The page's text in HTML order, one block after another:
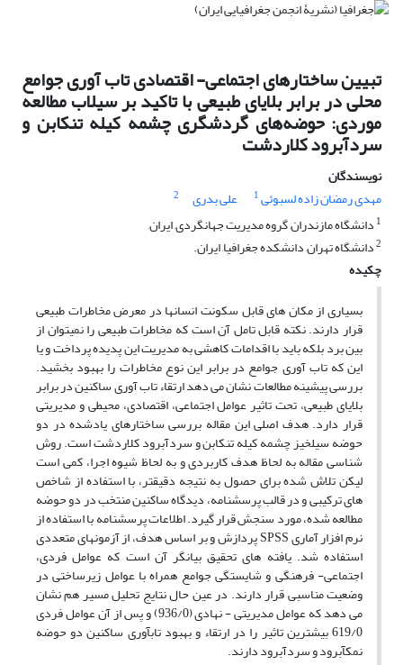
تبیین ساختارهای اجتماعی- اقتصادی تاب آوری جوامع
محلی در برابر بلایای طبیعی با تاکید بر سیلاب مطالعه
موردی: حوضه‌های گردشگری چشمه کیله تنکابن و
سردآبرود کلاردشت
نویسندگان
مهدی رمضان‌ زاده لسبوئی1 علی بدری
2
1 دانشگاه مازندران, گروه مدیریت جهانگردی, ایران,
2دانشگاه تهران, دانشکده جغرافیا, ایران.
چکیده
بسیاری از مکان های قابل سکونت انسانها در معرض مخاطرات طبیعی
قرار دارند. نکته قابل تامل آن است که مخاطرات طبیعی را نمیتوان از
بین برد بلکه باید با اقدامات کاهشی به مدیریت این پدیده پرداخت و یا
این که تاب آوری جوامع در برابر این نوع مخاطرات را بهبود بخشید.
بررسی پیشینه مطالعات نشان می دهد ارتقاء تاب آوری ساکنین در برابر
بلایای طبیعی، تحت تاثیر عوامل اجتماعی، اقتصادی، محیطی و مدیریتی
قرار دارد. هدف اصلی این مقاله بررسی ساختارهای یادشده در دو
حوضه سیلخیز چشمه کیله تنکابن و سردآبرود کلاردشت است. روش
شناسی مقاله به لحاظ هدف کاربردی و به لحاظ شیوه اجرا، کمی است
لیکن تلاش شده برای حصول به نتیجه دقیقتر، با استفاده از شاخص
های ترکیبی و در قالب پرسشنامه، دیدگاه ساکنین منتخب در دو حوضه
مطالعه شده، مورد سنجش قرار گیرد. اطلاعات پرسشنامه با استفاده از
نرم افزار آماری SPSS پردازش و بر اساس هدف، از آزمونهای متعددی
استفاده شد. یافته های تحقیق بیانگر آن است که عوامل فردی،
اجتماعی- فرهنگی و شایستگی جوامع همراه با عوامل زیرساختی در
وضعیت مناسبی قرار دارند. در عین حال نتایج تحلیل مسیر هم نشان
می دهد که عوامل مدیریتی - نهادی (936/0) و پس از آن عوامل فردی
619/0 بیشترین تاثیر را در ارتقاء و بهبود تابآوری ساکنین دو حوضه
نمکآبرود و سردآبرود دارند.